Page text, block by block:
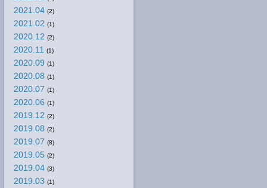
2021.04 (2)
2021.02 (1)
2020.12 (2)
2020.11 (1)
2020.09 (1)
2020.08 (1)
2020.07 (1)
2020.06 (1)
2019.12 (2)
2019.08 (2)
2019.07 (8)
2019.05 (2)
2019.04 (3)
2019.03 (1)